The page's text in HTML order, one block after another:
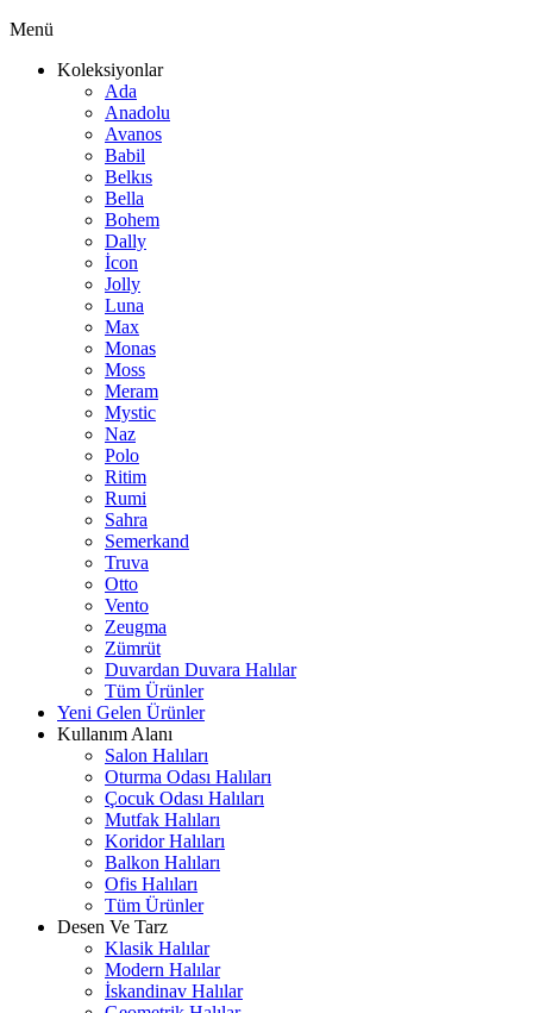
Menü
Koleksiyonlar
Ada
Anadolu
Avanos
Babil
Belkıs
Bella
Bohem
Dally
İcon
Jolly
Luna
Max
Monas
Moss
Meram
Mystic
Naz
Polo
Ritim
Rumi
Sahra
Semerkand
Truva
Otto
Vento
Zeugma
Zümrüt
Duvardan Duvara Halılar
Tüm Ürünler
Yeni Gelen Ürünler
Kullanım Alanı
Salon Halıları
Oturma Odası Halıları
Çocuk Odası Halıları
Mutfak Halıları
Koridor Halıları
Balkon Halıları
Ofis Halıları
Tüm Ürünler
Desen Ve Tarz
Klasik Halılar
Modern Halılar
İskandinav Halılar